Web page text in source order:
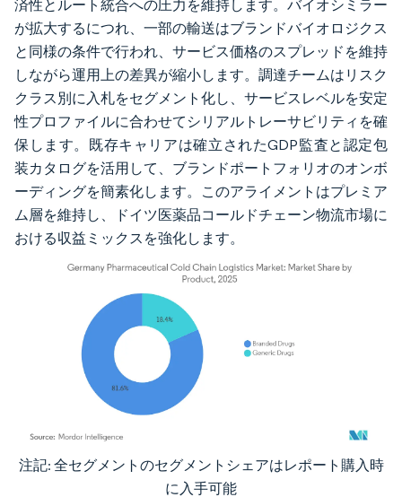
済性とルート統合への圧力を維持します。バイオシミラー
が拡大するにつれ、一部の輸送はブランドバイオロジクス
と同様の条件で行われ、サービス価格のスプレッドを維持
しながら運用上の差異が縮小します。調達チームはリスク
クラス別に入札をセグメント化し、サービスレベルを安定
性プロファイルに合わせてシリアルトレーサビリティを確
保します。既存キャリアは確立されたGDP監査と認定包
装カタログを活用して、ブランドポートフォリオのオンボ
ーディングを簡素化します。このアライメントはプレミア
ム層を維持し、ドイツ医薬品コールドチェーン物流市場に
おける収益ミックスを強化します。
画像 © Mordor Intelligence。再利用にはCC BY 4.0の表示が必要です。
注記: 全セグメントのセグメントシェアはレポート購入時
に入手可能